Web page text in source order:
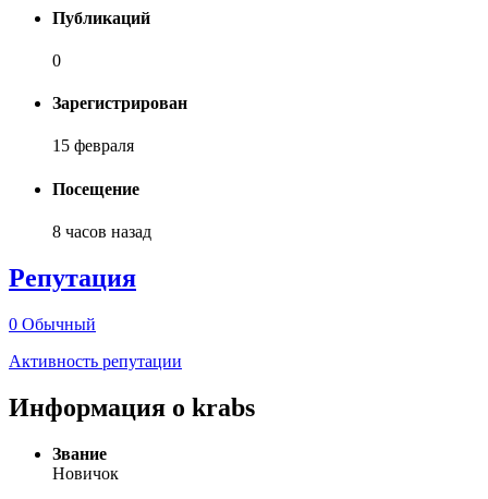
Публикаций
0
Зарегистрирован
15 февраля
Посещение
8 часов назад
Репутация
0 Обычный
Активность репутации
Информация о krabs
Звание
Новичок